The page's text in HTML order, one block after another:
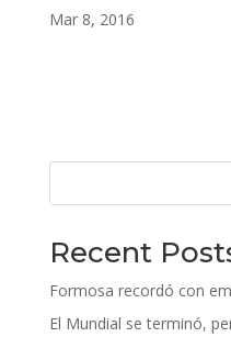
Mar 8, 2016
Recent
Formosa recordó con
El Mundial se terminó,